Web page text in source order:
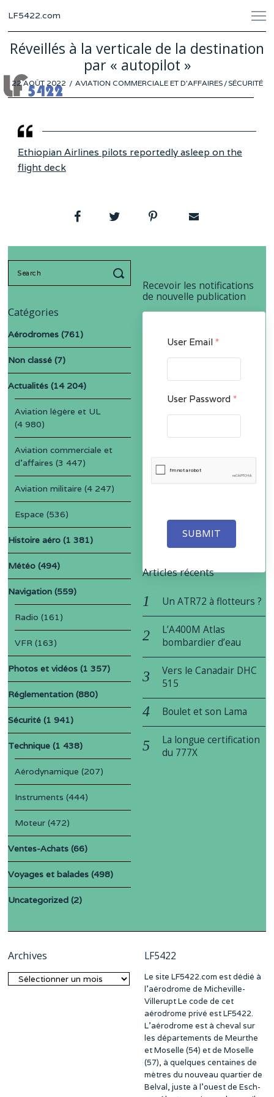
LF5422.com
Réveillés à la verticale de la destination
par « autopilot »
POSTED
ON
22 AOÛT 2022 20AVIATION COMMERCIALE ET D'AFFAIRES / SÉCURITÉ
Ethiopian Airlines pilots reportedly asleep on the
flight deck
Recevoir les notifications
de nouvelle publication
User Email *
User Password *
SUBMIT
Catégories
Aérodromes (761)
Non classé (7)
Actualités (14 204)
Aviation légère et UL
(4 980)
Aviation commerciale et
d'affaires (3 447)
Aviation militaire (4 247)
Espace (536)
Histoire aéro (1 381)
Météo (494)
Navigation (559)
Radio (161)
VFR (163)
Photos et vidéos (1 357)
Réglementation (880)
Sécurité (1 941)
Technique (1 438)
Aérodynamique (207)
Instruments (444)
Moteur (472)
Ventes-Achats (66)
Voyages et balades (498)
Uncategorized (2)
Articles récents
Un ATR72 à flotteurs ?
L’A400M Atlas
bombardier d’eau
Vers le Canadair DHC
515
Boulet et son Lama
La longue certification
du 777X
Archives
Archives
LF5422
Le site LF5422.com est dédié à
l’aérodrome de Micheville-
Villerupt Le code de cet
aérodrome privé est LF5422.
L’aérodrome est à cheval sur
les départements de Meurthe
et Moselle (54) et de Moselle
(57), à quelques centaines de
mètres du nouveau quartier de
Belval, juste à l’ouest de Esch-